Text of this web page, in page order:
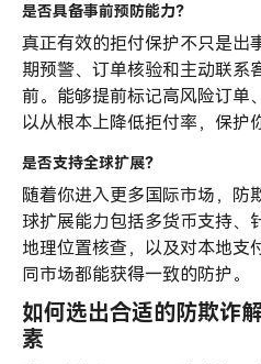
是否具备事前预防能力？
真正有效的拒付保护不只是出
期预警、订单核验和主动联系
前。能够提前标记高风险订单
以从根本上降低拒付率，保护
是否支持全球扩展？
随着你进入更多国际市场，防
球扩展能力包括多货币支持、
地理位置核查，以及对本地支
同市场都能获得一致的防护。
如何选出合适的防欺诈
素